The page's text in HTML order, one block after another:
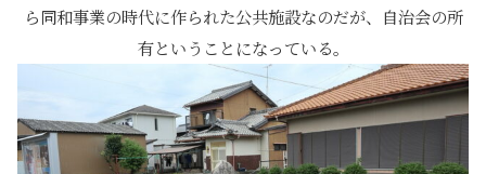
ら同和事業の時代に作られた公共施設なのだが、自治会の所
有ということになっている。